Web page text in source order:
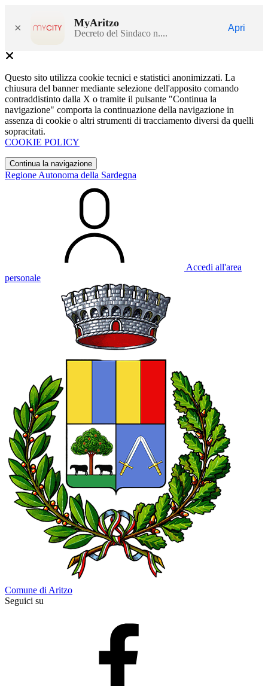
× MyAritzo
Decreto del Sindaco n....
Apri
Questo sito utilizza cookie tecnici e statistici anonimizzati. La
chiusura del banner mediante selezione dell'apposito comando
contraddistinto dalla X o tramite il pulsante "Continua la
navigazione" comporta la continuazione della navigazione in
assenza di cookie o altri strumenti di tracciamento diversi da quelli
sopracitati.
COOKIE POLICY
Continua la navigazione
Regione Autonoma della Sardegna
Accedi all'area
personale
Comune di Aritzo
Seguici su